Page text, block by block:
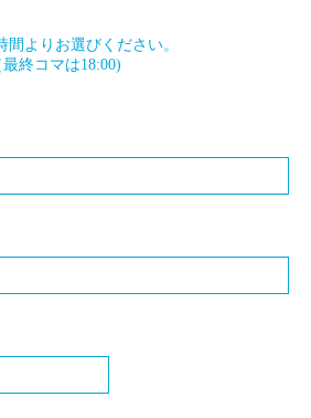
よりお選びください。
終コマは18:00)